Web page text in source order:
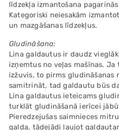
līdzekļa izmantošana
Kategoriski neiesakām
un mazgāšanas līdzekļus.
Gludināšana:
Lina galdautus ir daudz
izņemtus no veļas mašīnas.
izžuvis, to pirms gludināšanas
samitrināt, tad galdautu būs
Lina galdautus ieteicams
turklāt gludināšanā ierīcei
Pieredzejušas saimnieces
galda, tādejādi ļaujot